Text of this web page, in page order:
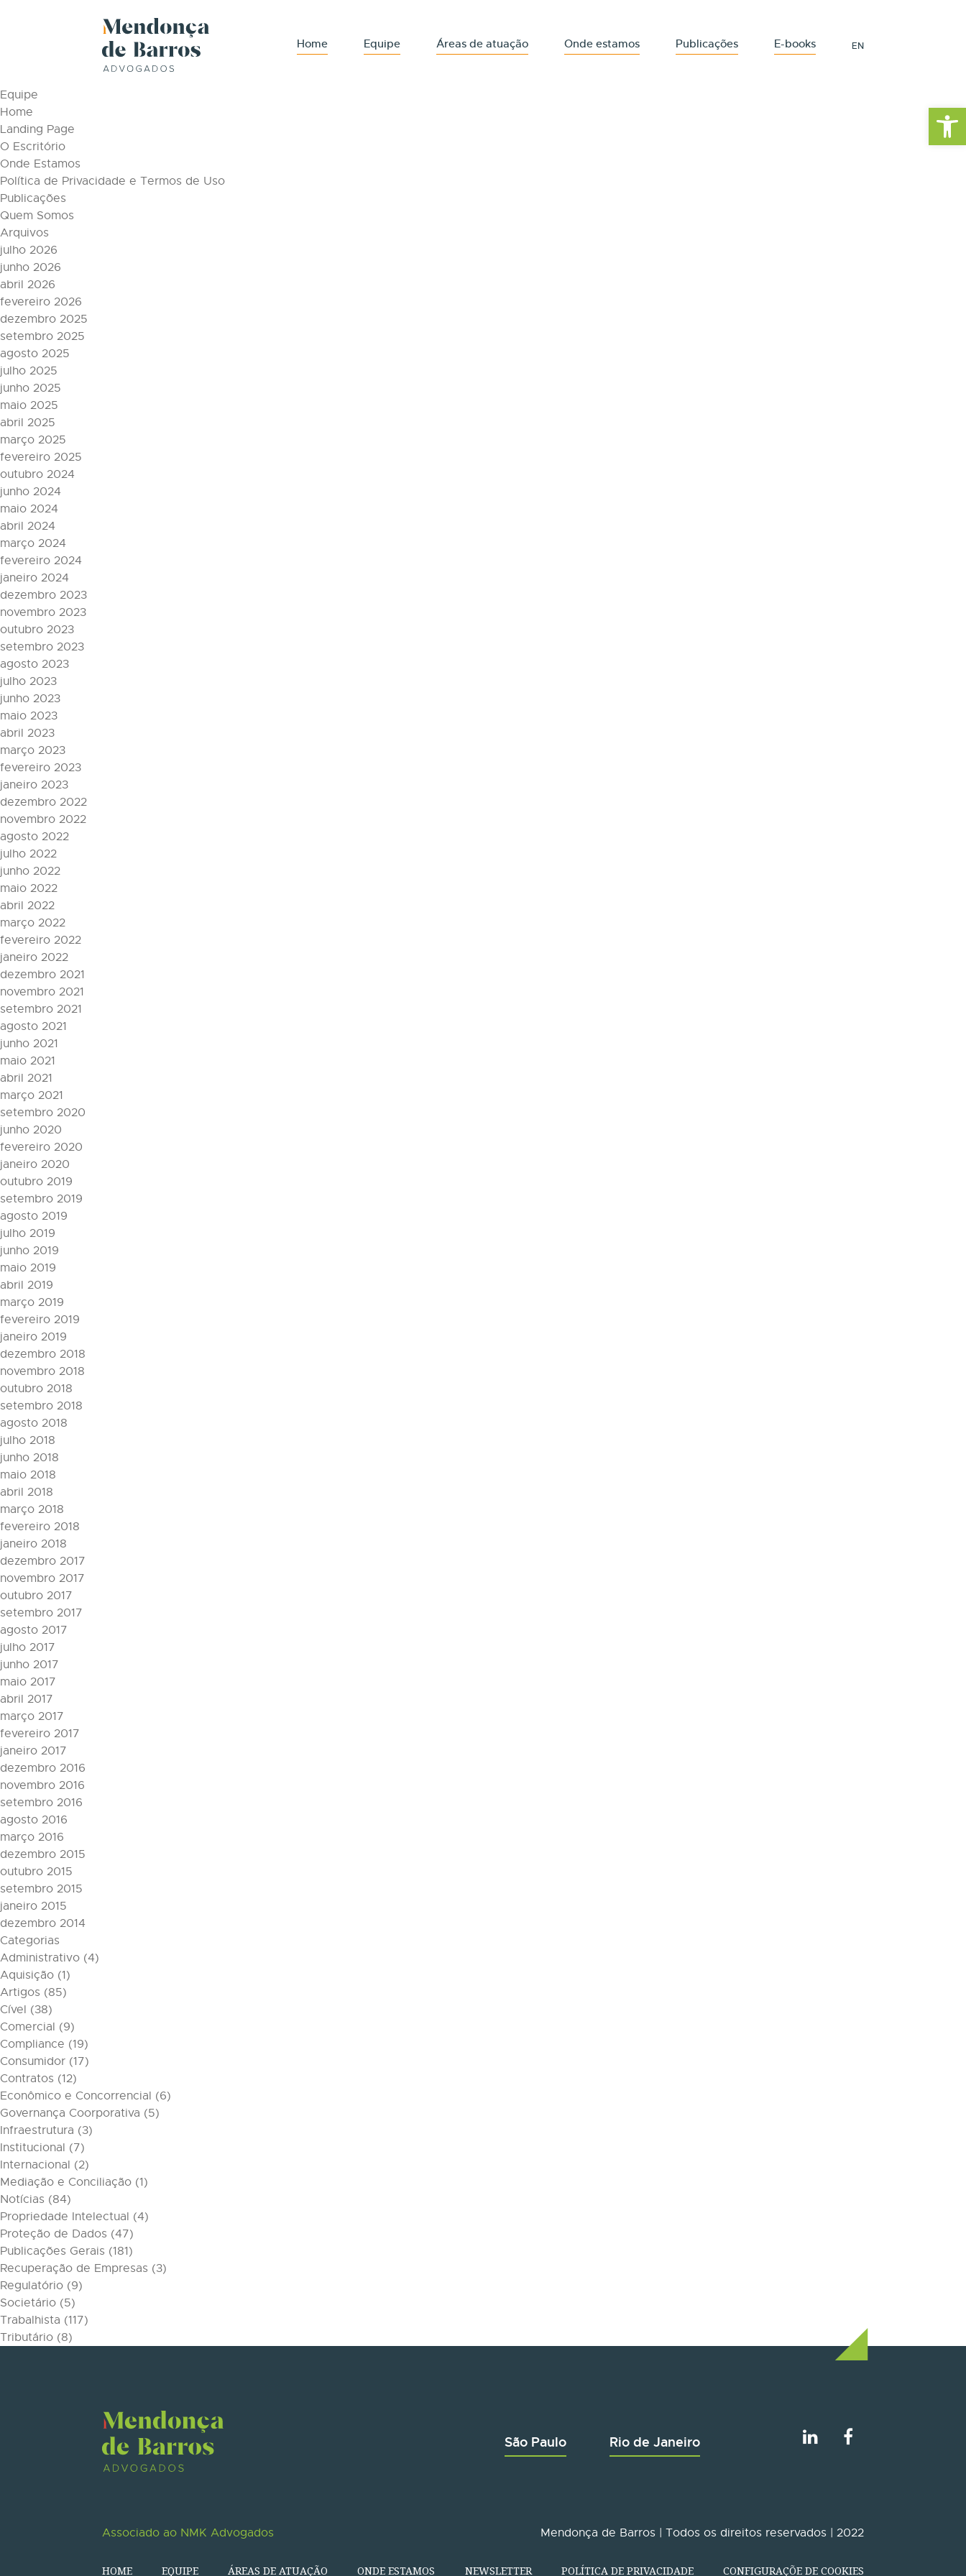
Barra de
Home Equipe Áreas de atuação Onde estamos Publicações E-books EN
Equipe
Home
Landing Page
O Escritório
Onde Estamos
Política de Privacidade e Termos de Uso
Publicações
Quem Somos
Arquivos
julho 2026
junho 2026
abril 2026
fevereiro 2026
dezembro 2025
setembro 2025
agosto 2025
julho 2025
junho 2025
maio 2025
abril 2025
março 2025
fevereiro 2025
outubro 2024
junho 2024
maio 2024
abril 2024
março 2024
fevereiro 2024
janeiro 2024
dezembro 2023
novembro 2023
outubro 2023
setembro 2023
agosto 2023
julho 2023
junho 2023
maio 2023
abril 2023
março 2023
fevereiro 2023
janeiro 2023
dezembro 2022
novembro 2022
agosto 2022
julho 2022
junho 2022
maio 2022
abril 2022
março 2022
fevereiro 2022
janeiro 2022
dezembro 2021
novembro 2021
setembro 2021
agosto 2021
junho 2021
maio 2021
abril 2021
março 2021
setembro 2020
junho 2020
fevereiro 2020
janeiro 2020
outubro 2019
setembro 2019
agosto 2019
julho 2019
junho 2019
maio 2019
abril 2019
março 2019
fevereiro 2019
janeiro 2019
dezembro 2018
novembro 2018
outubro 2018
setembro 2018
agosto 2018
julho 2018
junho 2018
maio 2018
abril 2018
março 2018
fevereiro 2018
janeiro 2018
dezembro 2017
novembro 2017
outubro 2017
setembro 2017
agosto 2017
julho 2017
junho 2017
maio 2017
abril 2017
março 2017
fevereiro 2017
janeiro 2017
dezembro 2016
novembro 2016
setembro 2016
agosto 2016
março 2016
dezembro 2015
outubro 2015
setembro 2015
janeiro 2015
dezembro 2014
Categorias
Administrativo (4)
Aquisição (1)
Artigos (85)
Cível (38)
Comercial (9)
Compliance (19)
Consumidor (17)
Contratos (12)
Econômico e Concorrencial (6)
Governança Coorporativa (5)
Infraestrutura (3)
Institucional (7)
Internacional (2)
Mediação e Conciliação (1)
Notícias (84)
Propriedade Intelectual (4)
Proteção de Dados (47)
Publicações Gerais (181)
Recuperação de Empresas (3)
Regulatório (9)
Societário (5)
Trabalhista (117)
Tributário (8)
São Paulo Rio de Janeiro
Associado ao NMK Advogados Mendonça de Barros | Todos os direitos reservados | 2022
HOME EQUIPE ÁREAS DE ATUAÇÃO ONDE ESTAMOS NEWSLETTER POLÍTICA DE PRIVACIDADE CONFIGURAÇÕE DE COOKIES